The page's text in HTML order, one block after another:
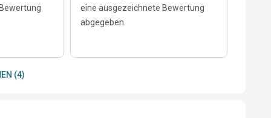
eine ausgezeichnete Bewertung
abgegeben.
(4)